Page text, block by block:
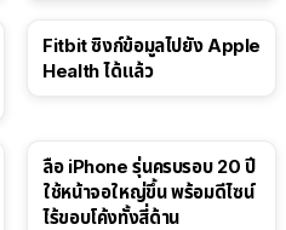
Fitbit ซิงก์ข้อมูลไปยัง Apple
Health ได้แล้ว
ลือ iPhone รุ่นครบรอบ 20 ปี
ใช้หน้าจอใหญ่ขึ้น พร้อมดีไซน์
ไร้ขอบโค้งทั้งสี่ด้าน